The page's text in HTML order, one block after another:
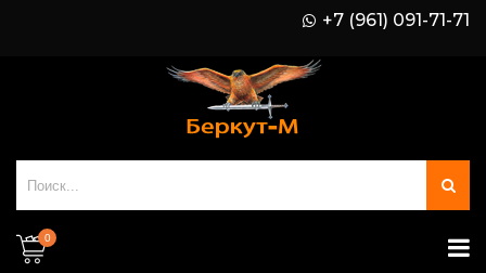
+7 (961) 091-71-71
0